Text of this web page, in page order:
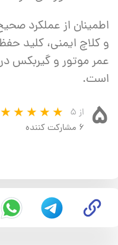
اطمینان از عملکرد
و کلاچ ایمنی، کلید
عمر موتور و گیربکس
است.
۵ از ۵
۶ مشارکت کننده